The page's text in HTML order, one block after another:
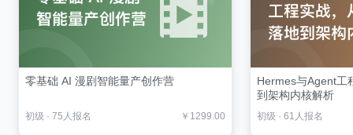
零基础 AI 漫剧智能量产创作营
初级 · 75人报名 ￥1299.00
Hermes与Agent工
到架构内核解析
初级 · 61人报名